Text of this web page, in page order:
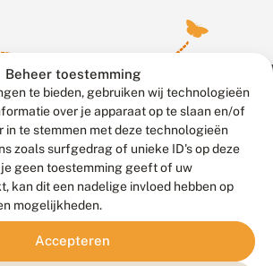
Beheer toestemming
te bieden, gebruiken wij technologieën
over je apparaat op te slaan en/of
in te stemmen met deze technologieën
zoals surfgedrag of unieke ID's op deze
geen toestemming geeft of uw
kan dit een nadelige invloed hebben op
mogelijkheden.
Accepteren
vragen
© 2026 Vlinderstichting
door
Go2People
, ontworpen door
Blue Field Agency
Privacy
Disclaimer
Sitemap